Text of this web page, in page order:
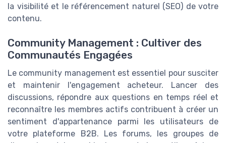
la visibilité et le référencement naturel (SEO) de votre
contenu.
Community Management : Cultiver des
Communautés Engagées
Le community management est essentiel pour susciter
et maintenir l'engagement acheteur. Lancer des
discussions, répondre aux questions en temps réel et
reconnaître les membres actifs contribuent à créer un
sentiment d'appartenance parmi les utilisateurs de
votre plateforme B2B. Les forums, les groupes de